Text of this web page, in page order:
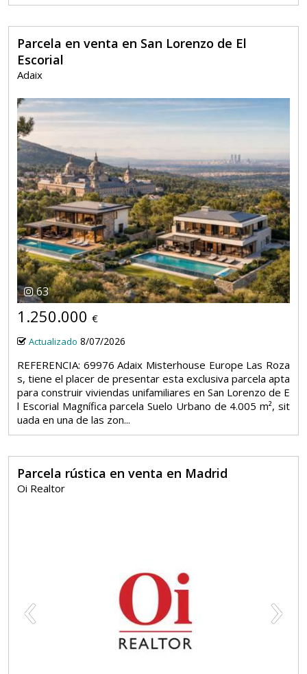
Parcela en venta en San Lorenzo de El
Escorial
Adaix
63
1.250.000 €
Actualizado 8/07/2026
REFERENCIA: 69976 Adaix Misterhouse Europe Las Roza
s, tiene el placer de presentar esta exclusiva parcela apta
para construir viviendas unifamiliares en San Lorenzo de E
l Escorial Magnífica parcela Suelo Urbano de 4.005 m², sit
uada en una de las zon...
Parcela rústica en venta en Madrid
Oi Realtor
‹ ›